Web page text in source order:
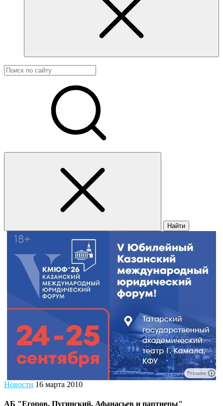
Найти
Реклама
Новости 16 марта 2010
АБ "Егоров, Пугинский, Афанасьев и партнеры"